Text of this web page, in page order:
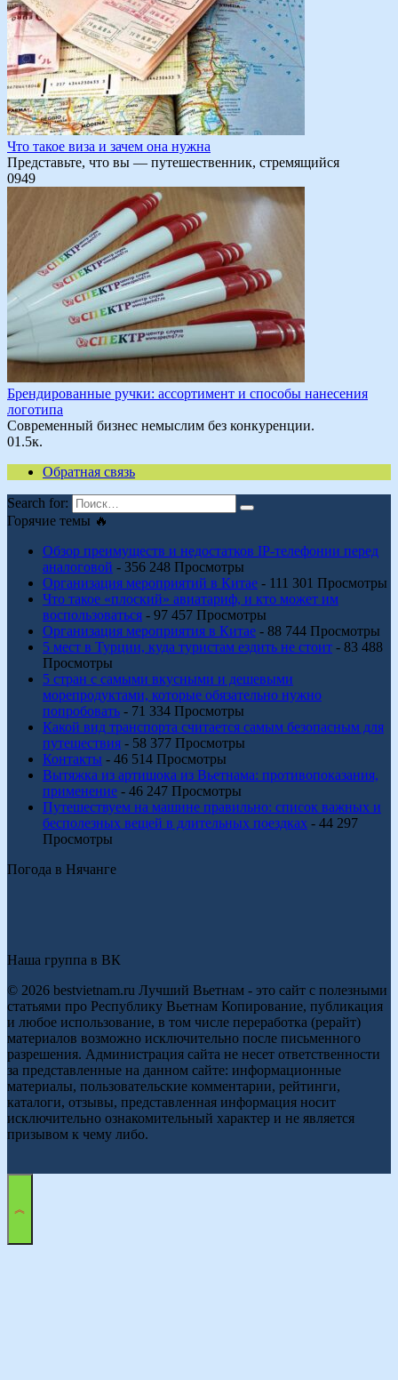
Что такое виза и зачем она нужна
Представьте, что вы — путешественник, стремящийся
0949
Брендированные ручки: ассортимент и способы нанесения
логотипа
Современный бизнес немыслим без конкуренции.
01.5к.
Обратная связь
Search for:
Горячие темы 🔥
Обзор преимуществ и недостатков IP-телефонии перед
аналоговой - 356 248 Просмотры
Организация мероприятий в Китае - 111 301 Просмотры
Что такое «плоский» авиатариф, и кто может им
воспользоваться - 97 457 Просмотры
Организация мероприятия в Китае - 88 744 Просмотры
5 мест в Турции, куда туристам ездить не стоит - 83 488
Просмотры
5 стран с самыми вкусными и дешевыми
морепродуктами, которые обязательно нужно
попробовать - 71 334 Просмотры
Какой вид транспорта считается самым безопасным для
путешествия - 58 377 Просмотры
Контакты - 46 514 Просмотры
Вытяжка из артишока из Вьетнама: противопоказания,
применение - 46 247 Просмотры
Путешествуем на машине правильно: список важных и
бесполезных вещей в длительных поездках - 44 297
Просмотры
Погода в Нячанге
Наша группа в ВК
© 2026 bestvietnam.ru Лучший Вьетнам - это сайт с полезными
статьями про Республику Вьетнам Копирование, публикация
и любое использование, в том числе переработка (рерайт)
материалов возможно исключительно после письменного
разрешения. Администрация сайта не несет ответственности
за представленные на данном сайте: информационные
материалы, пользовательские комментарии, рейтинги,
каталоги, отзывы, представленная информация носит
исключительно ознакомительный характер и не является
призывом к чему либо.